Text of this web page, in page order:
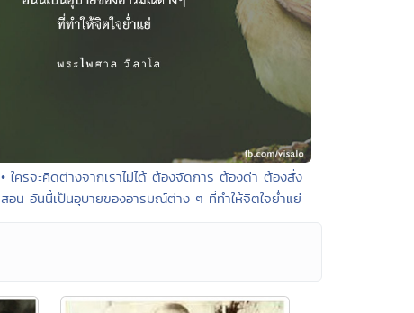
• ใครจะคิดต่างจากเราไม่ได้ ต้องจัดการ ต้องด่า ต้องสั่ง
สอน อันนี้เป็นอุบายของอารมณ์ต่าง ๆ ที่ทำให้จิตใจย่ำแย่